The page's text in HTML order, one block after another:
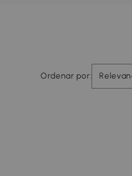
Ordenar por: